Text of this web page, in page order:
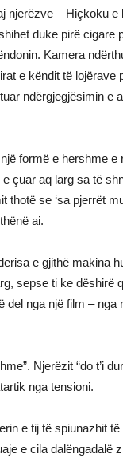
njerëzve – Hiçkoku
duke pirë cigare
Kamera
e këndit të lojërave
ndërgjegjësimin e
formë e hershme e
çuar aq larg sa të
thotë se ‘sa pjerrët
ai.
e gjithë makina
sepse ti ke dëshirë
del nga një film – nga
Njerëzit “do t’i
nga tensioni.
e tij të spiunazhit të
e cila dalëngadalë